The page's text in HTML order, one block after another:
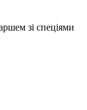
зі спеціями